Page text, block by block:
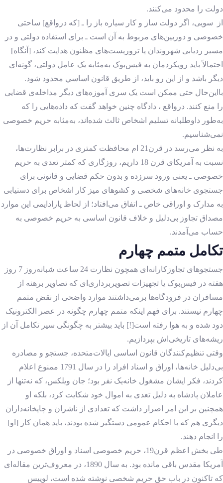
دولت را محدود می‌کنند.
از سویی، اگر دولت ساز و کار سیاره باز را ـ [که درواقع] ساحتی
خصوصی و دوربین‌های مربوط به آن است ـ برای استفاده دولتی و در
مسیر ردیابی شهروندان یا تروریست‌های مظنون هدایت کند، [آنگاه]
احتمالاً باید رویکردمان به فیس‌بوک به‌مثابه یک عامل دولتی، گونه‌ای
دیگر باشد و از این رو باید، از طریق قانون اساسي محدود شود.
بااین‌حال حتی ممکن است یک سری آموزه‌های دیگر مداخله‌ی قضایی
را منع کنند. درواقع ، دادگاه چنین خواهد گفت که داده‌هایی را که
به‌طور داوطلبانه تسلیم اشخاص ثالث شده‌اند، به‌مثابه حریم خصوصی
نمی‌شناسیم.
به نظر می‌رسد در قرن21 ام محافظت کمتری در برابر نظارت‌ها،
نسبت به آمریکای قرن 18 داریم، روزگاری که کمتر تعدی به حریم
خصوصی ـ یعنی ورود سرزده و بدون حکم قضایی و قانونی برای
جستجوی خانه‌های شخصی و کشوهای میز کار اشخاص برای دستیابی
به مدارک و اوراقی خاص ـ اتفاق می‌افتاد؛ از لحاظ پارادایمی این موارد
مصداق تجاوز بی‌دلیل و خلاف قانون اساسی به حریم خصوصی به
حساب می‌آمدند.
تکامل متمم چهارم
جستجوهای تجاوزکارانه‌ای همچون نظارت 24 ساعت شبانه‌روز 7 روز
هفته در فیس‌بوک یا تجهیزات تصویربرداری‌ای که تصاویر برهنه از
مسافران در فرودگاه‌ها برمی‌داشتند موارد واضحی از نقض متمم
چهارم نیستند. برای فهم اینکه متمم چهارم چگونه در عصر الکترونیک
دود شده و به هوا رفته است[!] باید بیشتر به چگونگی سیر تکامل آن از
ریشه‌های تاریخی‌اش بپردازیم.
وقتی تنظیم‌کنندگان قانون اساسی ایالات‌متحده، جستجو و مصادره
بی‌دلیل خانه‌ها، اوراق و اسناد افراد را در سال 1791 ممنوع اعلام
کردند، فکر ایشان مشغول خانه‌یک نفر بود؛ جان ویلکس، که نه‌تنها از
عاملان پادشاه به دلیل تعدی به اموال خود شکایت کرد، بلکه او
همچنین بر این امر اصرار داشت که تعدادی از ناشران و چاپخانه‌داران
دیگری هم که با احکام عمومی دستگیر شده بودند، باید همان کار [او]
را انجام دهند.
طی بخش اعظم قرن19، حریم خصوصی اسناد و اوراق خصوصی در
آمریکا مقدس باقی مانده بود. به سال 1890، در معروف‌ترین مقاله‌ای
که تاکنون در باب حق حریم شخصی نوشته شده است، لوییس